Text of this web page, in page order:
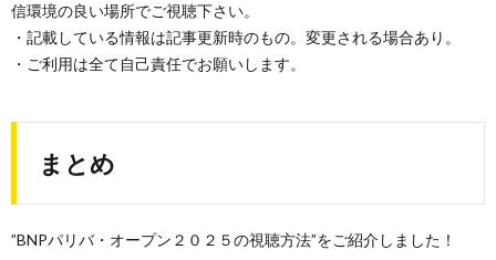
信環境の良い場所でご視聴下さい。
・記載している情報は記事更新時のもの。変更される場合あり。
・ご利用は全て自己責任でお願いします。
まとめ
”BNPパリバ・オープン２０２５の視聴方法”をご紹介しました！